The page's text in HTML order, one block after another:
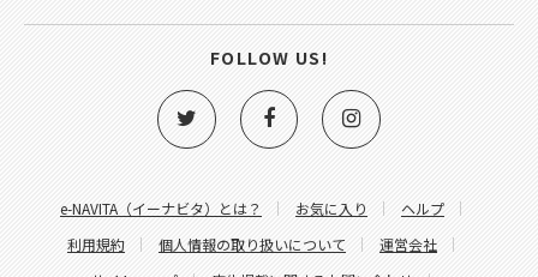
e-NAVITA（イーナビタ）とは？ お気に入り
ヘルプ
利用規約
個人情報の取り扱いについて
運営会社
FOLLOW US!